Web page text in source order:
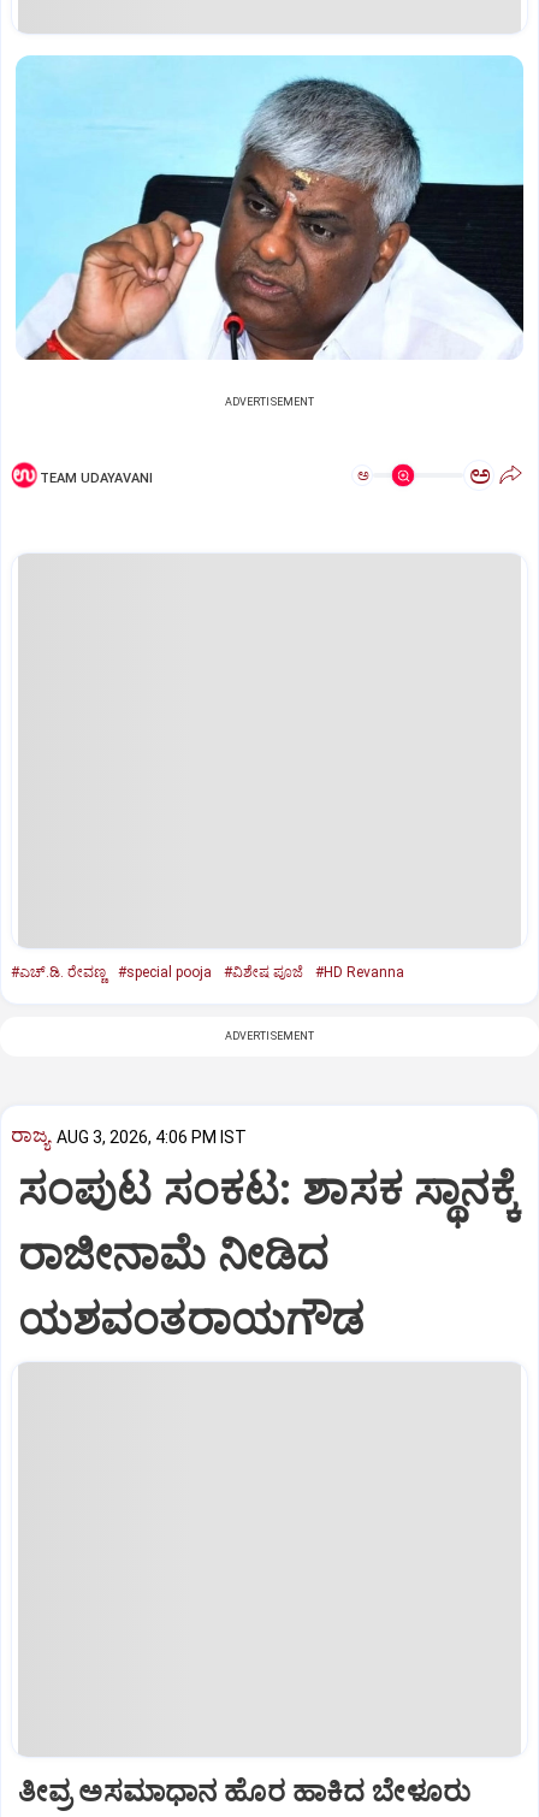
ADVERTISEMENT
TEAM UDAYAVANI ಅ ಅ
#ಎಚ್‌.ಡಿ. ರೇವಣ್ಣ #special pooja #ವಿಶೇಷ ಪೂಜೆ #HD Revanna
ADVERTISEMENT
ರಾಜ್ಯ AUG 3, 2026, 4:06 PM IST
ಸಂಪುಟ ಸಂಕಟ: ಶಾಸಕ ಸ್ಥಾನಕ್ಕೆ
ರಾಜೀನಾಮೆ ನೀಡಿದ
ಯಶವಂತರಾಯಗೌಡ
ತೀವ್ರ ಅಸಮಾಧಾನ ಹೊರ ಹಾಕಿದ ಬೇಳೂರು